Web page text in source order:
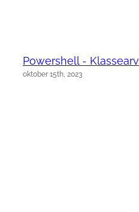
Powershell - Klassearv
oktober 15th, 2023